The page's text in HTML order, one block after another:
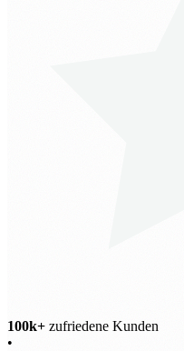
100k+ zufriedene Kunden
•